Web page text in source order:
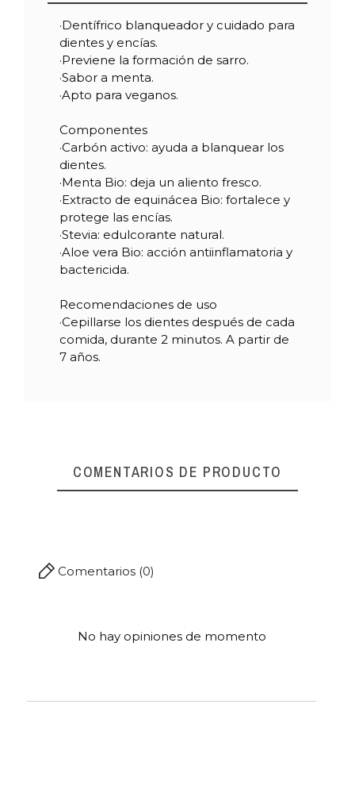
·Dentífrico blanqueador y cuidado para
dientes y encías.
·Previene la formación de sarro.
·Sabor a menta.
·Apto para veganos.
Componentes
·Carbón activo: ayuda a blanquear los
dientes.
·Menta Bio: deja un aliento fresco.
·Extracto de equinácea Bio: fortalece y
protege las encías.
·Stevia: edulcorante natural.
·Aloe vera Bio: acción antiinflamatoria y
bactericida.
Recomendaciones de uso
·Cepillarse los dientes después de cada
comida, durante 2 minutos. A partir de
7 años.
Referencia
COMENTARIOS DE PRODUCTO
Comentarios (0)
No hay opiniones de momento